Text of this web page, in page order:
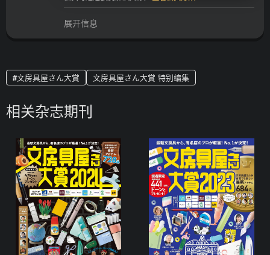
展开信息
文房具屋さん大賞 文房具屋さん大賞 特别编集
相关杂志期刊